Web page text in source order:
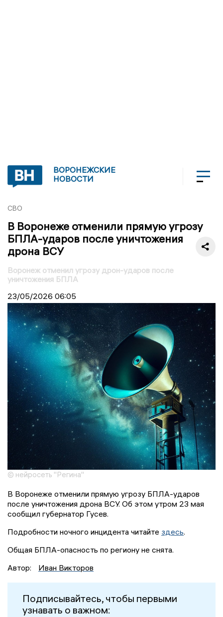
ВОРОНЕЖСКИЕ
НОВОСТИ
СВО
В Воронеже отменили прямую угрозу
БПЛА-ударов после уничтожения
дрона ВСУ
Воронеж отменил угрозу дрон-ударов после
уничтожения БПЛА
23/05/2026 06:05
© нейросеть "Регина"
В Воронеже отменили прямую угрозу БПЛА-ударов
после уничтожения дрона ВСУ. Об этом утром 23 мая
сообщил губернатор Гусев.
Подробности ночного инцидента читайте здесь.
Общая БПЛА-опасность по региону не снята.
Автор:
Иван Викторов
Подписывайтесь, чтобы первыми
узнавать о важном: